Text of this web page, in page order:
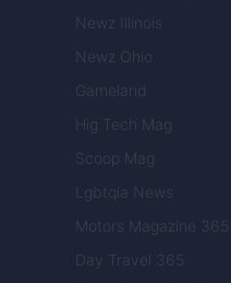
Newz Illinois
Newz Ohio
Gameland
Hig Tech Mag
Scoop Mag
Lgbtqia News
Motors Magazine 365
Day Travel 365